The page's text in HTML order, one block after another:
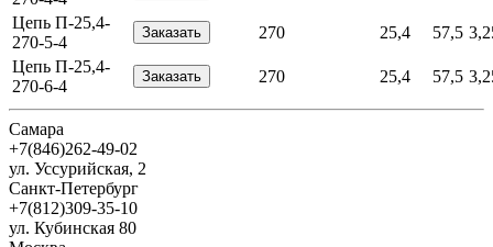
Цепь П-25,4-
270-5-4
270 25,4 57,5
Цепь П-25,4-
270-6-4
270 25,4 57,5
Самара
+7(846)262-49-02
ул. Уссурийская, 2
Санкт-Петербург
+7(812)309-35-10
ул. Кубинская 80